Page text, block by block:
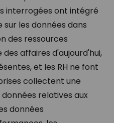
interrogées ont intégré
sur les données dans
des ressources
affaires d'aujourd'hui,
et les RH ne font
collectent une
relatives aux
données